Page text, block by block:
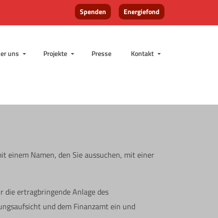
Spenden Energiefond
uns Projekte Presse Kontakt
einem Namen, den Sie aussuchen, mit einer
ertragbringende Anlage des
und dem Finanzamt ein und